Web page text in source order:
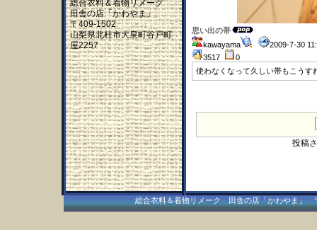
総合衣料＆着物リメーク
田舎の店「かわやま」
〒409-1502
山梨県北杜市大泉町谷戸町
屋2257
思い出の帯
kawayama
2009-7-30
3517
0
使わなくなって久しい帯もこうす
投稿
総合衣料＆着物リメーク 田舎の店「かわやま」